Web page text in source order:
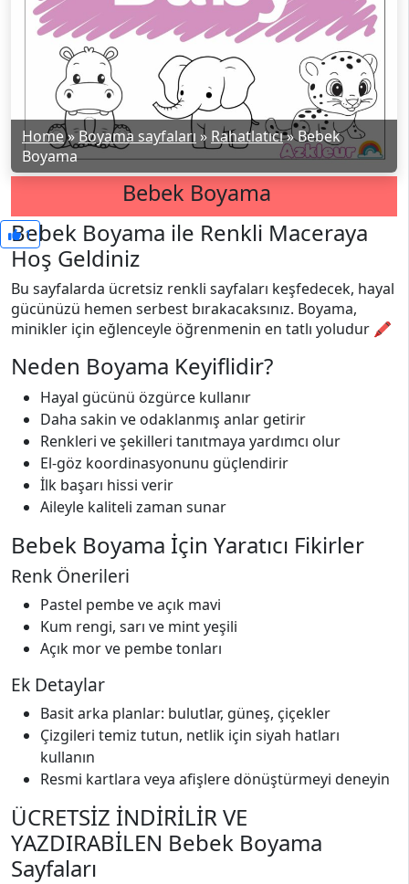
Home»Boyama sayfaları » Rahatlatıcı»Bebek
Boyama
Bebek Boyama
1
Bebek Boyama ile Renkli Maceraya
Hoş Geldiniz
Bu sayfalarda ücretsiz renkli sayfaları keşfedecek, hayal
gücünüzü hemen serbest bırakacaksınız. Boyama,
minikler için eğlenceyle öğrenmenin en tatlı yoludur 🖍️
Neden Boyama Keyiflidir?
Hayal gücünü özgürce kullanır
Daha sakin ve odaklanmış anlar getirir
Renkleri ve şekilleri tanıtmaya yardımcı olur
El-göz koordinasyonunu güçlendirir
İlk başarı hissi verir
Aileyle kaliteli zaman sunar
Bebek Boyama İçin Yaratıcı Fikirler
Renk Önerileri
Pastel pembe ve açık mavi
Kum rengi, sarı ve mint yeşili
Açık mor ve pembe tonları
Ek Detaylar
Basit arka planlar: bulutlar, güneş, çiçekler
Çizgileri temiz tutun, netlik için siyah hatları
kullanın
Resmi kartlara veya afişlere dönüştürmeyi deneyin
ÜCRETSİZ İNDİRİLİR VE
YAZDIRABİLEN Bebek Boyama
Sayfaları